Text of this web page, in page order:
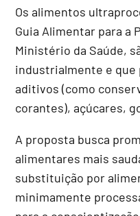
Os alimentos
Guia Alimentar para a
Ministério da Saúde,
industrialmente e que
aditivos (como
corantes), açúcares,
A proposta busca
alimentares mais
substituição por
minimamente